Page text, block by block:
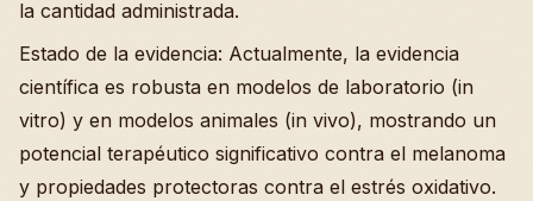
la cantidad administrada.
Estado de la evidencia: Actualmente, la evidencia
científica es robusta en modelos de laboratorio (in
vitro) y en modelos animales (in vivo), mostrando un
potencial terapéutico significativo contra el melanoma
y propiedades protectoras contra el estrés oxidativo.